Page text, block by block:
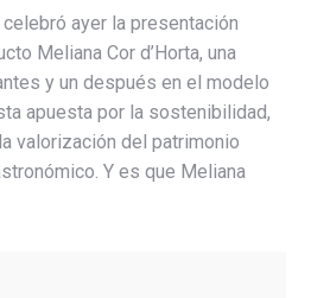
ayer la presentación
Meliana Cor d’Horta, una
y un después en el modelo
apuesta por la sostenibilidad,
valorización del patrimonio
Y es que Meliana